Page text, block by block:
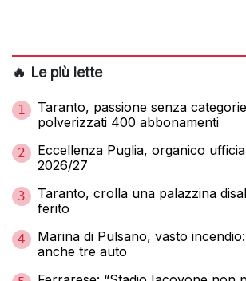
🔥 Le più lette
1
Taranto, passione senza
polverizzati 400 abbonamenti
2
Eccellenza Puglia, organico
2026/27
3
Taranto, crolla una palazzina
ferito
4
Marina di Pulsano, vasto
anche tre auto